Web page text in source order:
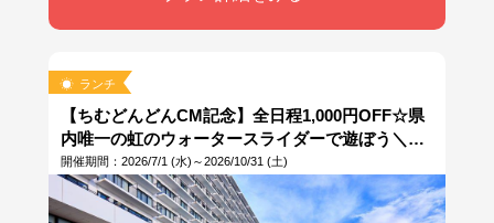
ランチ
【ちむどんどんCM記念】全日程1,000円OFF☆県
内唯一の虹のウォータースライダーで遊ぼう＼大
人気／ランチブッフェ×屋内外プール日帰りセッ
トプラン！ちゅらとくでどこよりもお得に予約♪
開催期間：2026/7/1 (水)～2026/10/31 (土)